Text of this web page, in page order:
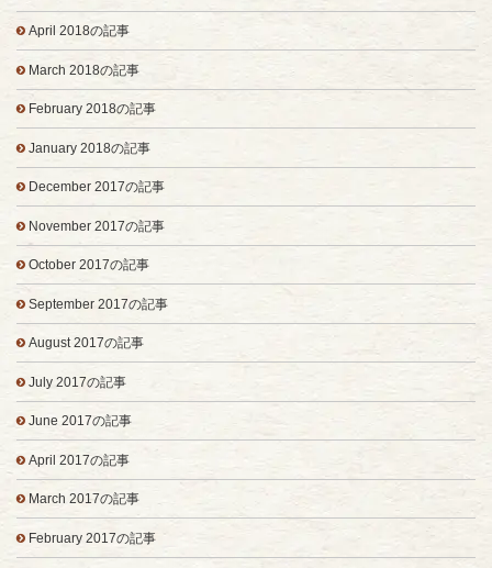
April 2018の記事
March 2018の記事
February 2018の記事
January 2018の記事
December 2017の記事
November 2017の記事
October 2017の記事
September 2017の記事
August 2017の記事
July 2017の記事
June 2017の記事
April 2017の記事
March 2017の記事
February 2017の記事